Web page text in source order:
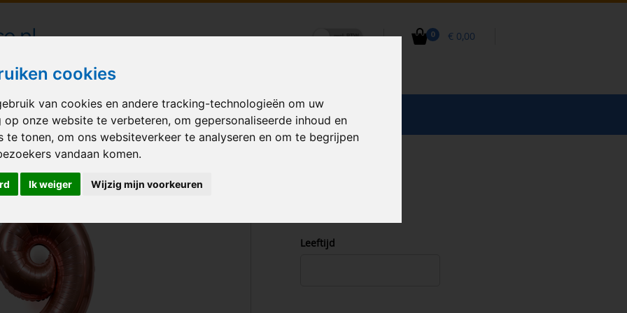
cookies
van cookies en andere tracking-technologieën om uw
op onze website te verbeteren, om gepersonaliseerde inhoud en
te tonen, om ons websiteverkeer te analyseren en om te begrijpen
vandaan komen.
Ik weiger Wijzig mijn voorkeuren
0 € 0,00
bezorgd in heel Nederland
Gold
BALLONNEN GELEGENHEID VERHUUR BEDRUKKEN ACCESSOIRES
Leeftijd